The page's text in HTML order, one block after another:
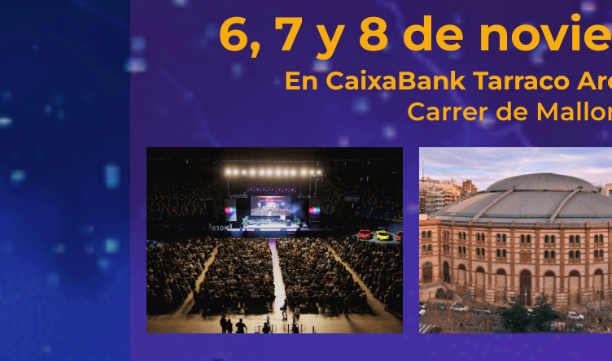
6, 7 y 8 de
En CaixaBank Tarraco
Carrer de